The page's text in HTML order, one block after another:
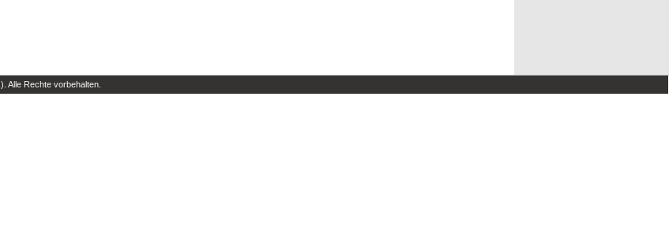
Alle Rechte vorbehalten.